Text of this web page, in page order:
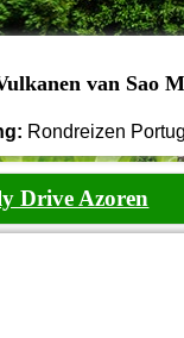
van Sao
Rondreizen
Drive Azoren